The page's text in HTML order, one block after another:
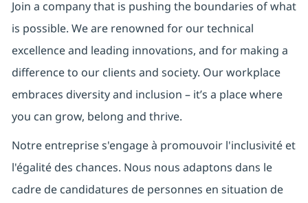
Join a company that is pushing the boundaries of what
is possible. We are renowned for our technical
excellence and leading innovations, and for making a
difference to our clients and society. Our workplace
embraces diversity and inclusion – it’s a place where
you can grow, belong and thrive.
Notre entreprise s'engage à promouvoir l'inclusivité et
l'égalité des chances. Nous nous adaptons dans le
cadre de candidatures de personnes en situation de